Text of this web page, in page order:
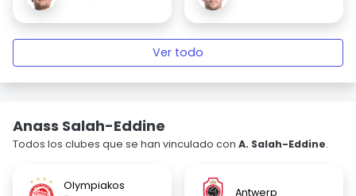
Ver todo
Anass Salah-Eddine
Todos los clubes que se han vinculado con A. Salah-Eddine.
Olympiakos
Antwerp